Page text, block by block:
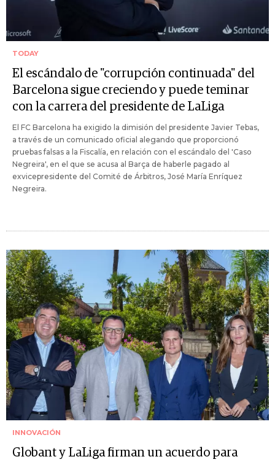
TODAY
El escándalo de "corrupción continuada" del
Barcelona sigue creciendo y puede teminar
con la carrera del presidente de LaLiga
El FC Barcelona ha exigido la dimisión del presidente Javier Tebas,
a través de un comunicado oficial alegando que proporcionó
pruebas falsas a la Fiscalía, en relación con el escándalo del 'Caso
Negreira', en el que se acusa al Barça de haberle pagado al
exvicepresidente del Comité de Árbitros, José María Enríquez
Negreira.
INNOVACIÓN
Globant y LaLiga firman un acuerdo para